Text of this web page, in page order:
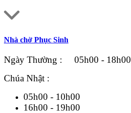
Nhà chờ Phục Sinh
Ngày Thường : 05h00 - 18h00
Chúa Nhật :
05h00 - 10h00
16h00 - 19h00